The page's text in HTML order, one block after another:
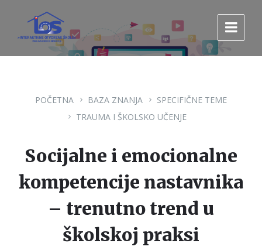
sadržaj
glavnu
navigaciju.
POČETNA BAZA ZNANJA
SPECIFIČNE TEME
TRAUMA I ŠKOLSKO UČENJE
Socijalne i emocionalne
kompetencije nastavnika
– trenutno trend u
školskoj praksi